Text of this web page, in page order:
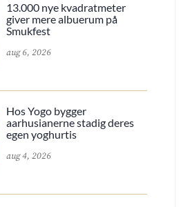
13.000 nye kvadratmeter
giver mere albuerum på
Smukfest
aug 6, 2026
Hos Yogo bygger
aarhusianerne stadig deres
egen yoghurtis
aug 4, 2026